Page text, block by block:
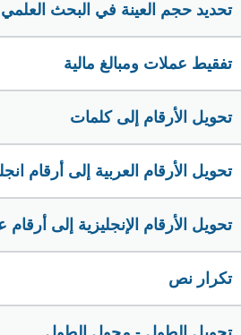
تحديد حجم العينة في البحث العلمي
تفقيط عملات ومبالغ مالية
تحويل الأرقام إلى كلمات
تحويل الأرقام العربية إلى أرقام
تحويل الأرقام الإنجليزية إلى أرقام
تكرار نص